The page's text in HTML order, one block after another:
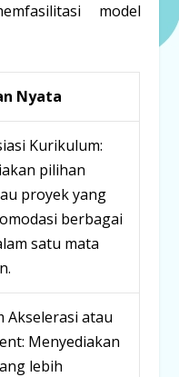
model
Nyata
Kurikulum:
pilihan
proyek yang
berbagai
satu mata
Akselerasi atau
: Menyediakan
lebih